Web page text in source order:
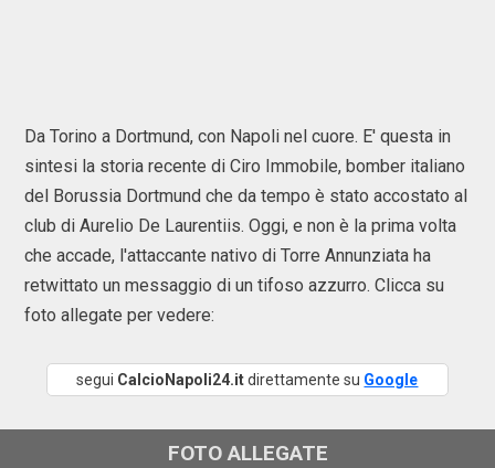
Da Torino a Dortmund, con Napoli nel cuore. E' questa in
sintesi la storia recente di Ciro Immobile, bomber italiano
del Borussia Dortmund che da tempo è stato accostato al
club di Aurelio De Laurentiis. Oggi, e non è la prima volta
che accade, l'attaccante nativo di Torre Annunziata ha
retwittato un messaggio di un tifoso azzurro. Clicca su
foto allegate per vedere:
segui CalcioNapoli24.itdirettamente su Google
FOTO ALLEGATE